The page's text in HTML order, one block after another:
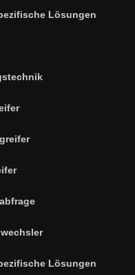
Lösungen
Lösungen